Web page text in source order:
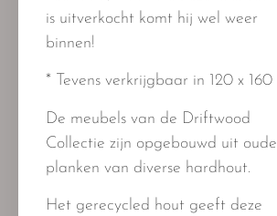
is uitverkocht komt hij wel weer
binnen!
* Tevens verkrijgbaar in 120 x 160
De meubels van de Driftwood
Collectie zijn opgebouwd uit oude
planken van diverse hardhout.
Het gerecycled hout geeft deze